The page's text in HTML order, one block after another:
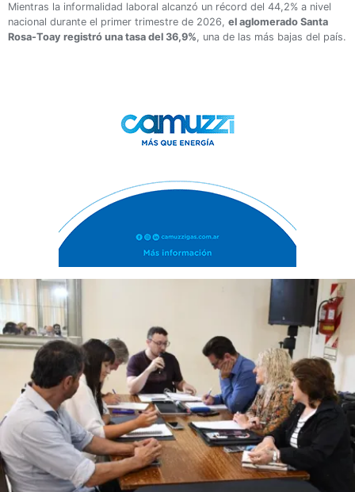
Mientras la informalidad laboral alcanzó un récord del 44,2% a nivel
nacional durante el primer trimestre de 2026, el aglomerado Santa
Rosa-Toay registró una tasa del 36,9%, una de las más bajas del país.